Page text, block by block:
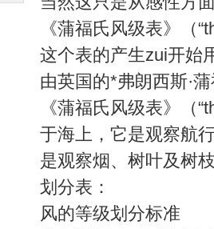
《蒲福氏风级表》（
这个表的产生zui开始
由英国的*弗朗西斯·
《蒲福氏风级表》（
于海上，它是观察航
是观察烟、树叶及树
划分表：
风的等级划分标准